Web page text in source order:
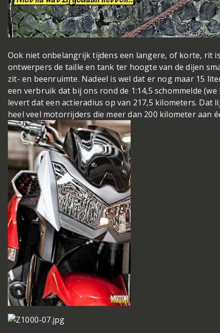
Ook niet onbelangrijk tijdens een langere, of korte, rit
ontwerpers de taille en tank ter hoogte van de dijen
zit- en beenruimte. Nadeel is wel dat er nog maar 15
een verbruik dat bij ons rond de 1:14,5 schommelde
levert dat een actieradius op van 217,5 kilometers. Dat
heel veel motorrijders die meer dan 200 kilometer aan